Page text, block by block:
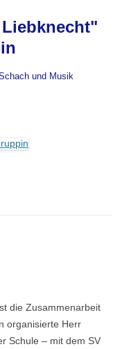
und Musik
die Zusammenarbeit
organisierte Herr
Schule – mit dem SV